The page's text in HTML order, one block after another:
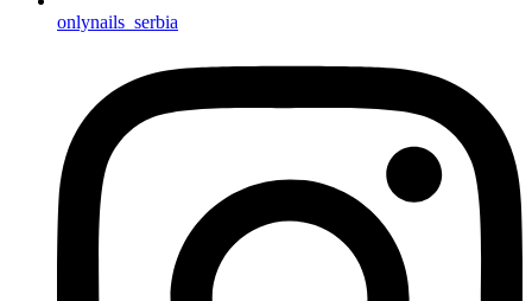
onlynails_serbia